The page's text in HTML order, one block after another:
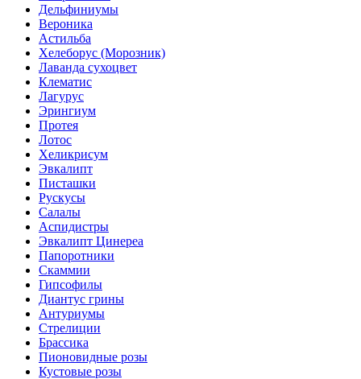
Дельфиниумы
Вероника
Астильба
Хелеборус (Морозник)
Лаванда сухоцвет
Клематис
Лагурус
Эрингиум
Протея
Лотос
Хеликрисум
Эвкалипт
Писташки
Рускусы
Салалы
Аспидистры
Эвкалипт Цинереа
Папоротники
Скаммии
Гипсофилы
Диантус грины
Антуриумы
Стрелиции
Брассика
Пионовидные розы
Кустовые розы